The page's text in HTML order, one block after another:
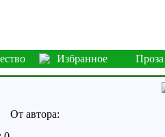
Избранное Проза
От автора: